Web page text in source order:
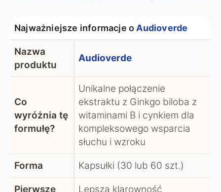
Najważniejsze informacje o Audioverde
Nazwa
produktu
Audioverde
Co
wyróżnia tę
formułę?
Unikalne połączenie
ekstraktu z Ginkgo biloba z
witaminami B i cynkiem dla
kompleksowego wsparcia
słuchu i wzroku
Forma Kapsułki (30 lub 60 szt.)
Pierwsze
Lepsza klarowność